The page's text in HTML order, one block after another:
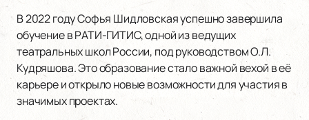
В 2022 году Софья Шидловская успешно завершила
обучение в РАТИ-ГИТИС, одной из ведущих
театральных школ России, под руководством О.Л.
Кудряшова. Это образование стало важной вехой в её
карьере и открыло новые возможности для участия в
значимых проектах.